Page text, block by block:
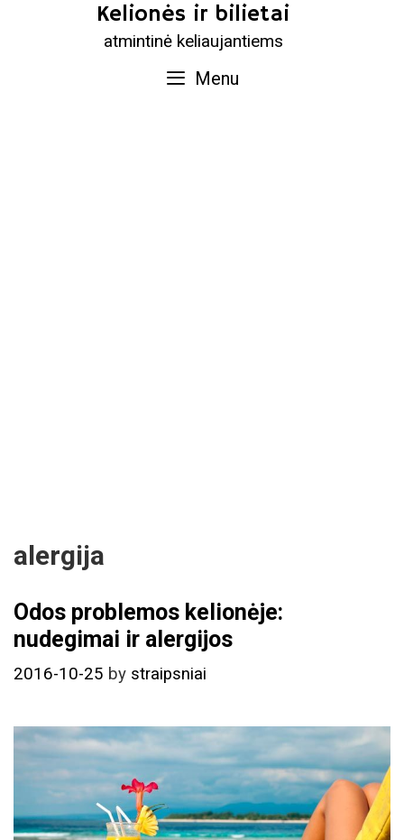
Kelionės ir bilietai
atmintinė keliaujantiems
Menu
alergija
Odos problemos kelionėje:
nudegimai ir alergijos
2016-10-25 by straipsniai